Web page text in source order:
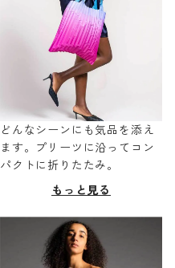
どんなシーンにも気品を添え
ます。プリーツに沿ってコン
パクトに折りたたみ。
もっと見る